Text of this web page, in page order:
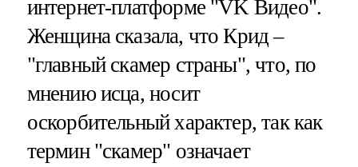
интернет-платформе "VK Видео".
Женщина сказала, что Крид –
"главный скамер страны", что, по
мнению исца, носит
оскорбительный характер, так как
термин "скамер" означает